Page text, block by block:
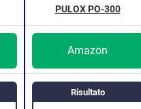
Risultato
PULOX PO-300
Amazon